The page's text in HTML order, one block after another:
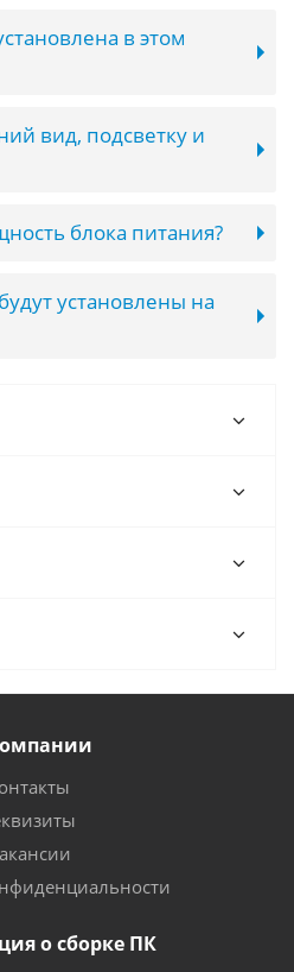
в этом
вид, подсветку и
блока питания?
установлены на
о сборке ПК